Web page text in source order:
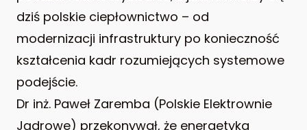
dziś polskie ciepłownictwo – od
modernizacji infrastruktury po konieczność
kształcenia kadr rozumiejących systemowe
podejście.
Dr inż. Paweł Zaremba (Polskie Elektrownie
Jądrowe) przekonywał, że energetyka